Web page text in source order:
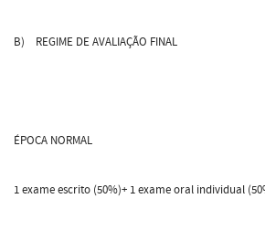
B) REGIME DE AVALIAÇÃO FINAL
ÉPOCA NORMAL
1 exame escrito (50%)+ 1 exame oral individual